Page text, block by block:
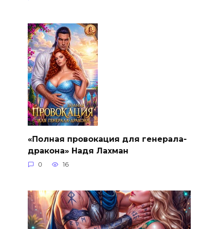
«Полная провокация для генерала-
дракона» Надя Лахман
0 16